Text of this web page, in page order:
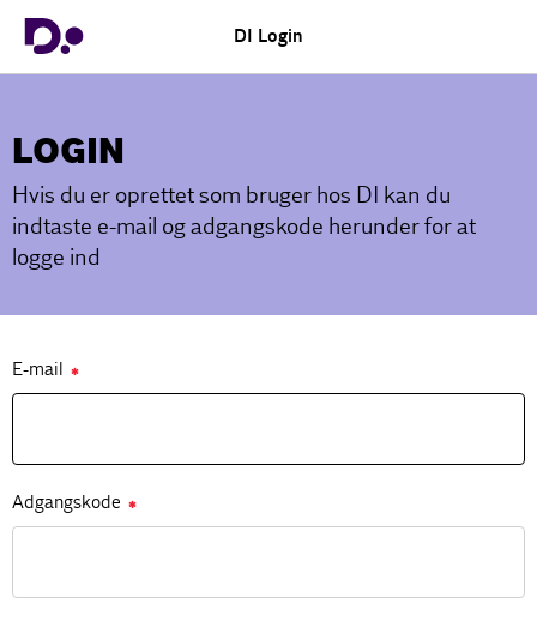
DI Login
LOGIN
Hvis du er oprettet som bruger hos DI kan du
indtaste e-mail og adgangskode herunder for at
logge ind
E-mail ✱
Adgangskode ✱